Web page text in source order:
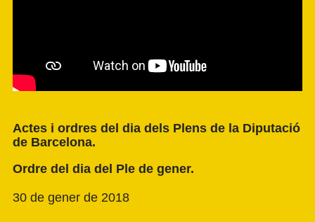
Actes i ordres del dia dels Plens de la Diputació
de Barcelona.
Ordre del dia del Ple de gener.
30 de gener de 2018